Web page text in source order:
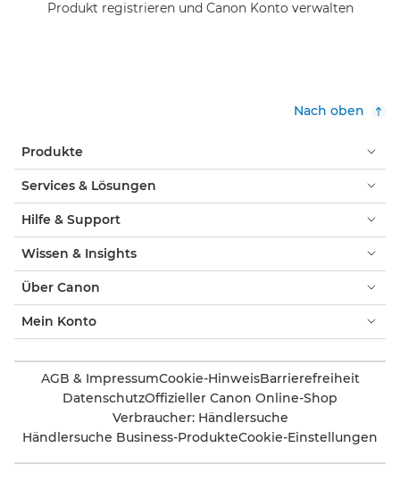
Produkt registrieren und Canon Konto verwalten
Nach oben
Produkte
Services & Lösungen
Hilfe & Support
Wissen & Insights
Über Canon
Mein Konto
AGB & ImpressumCookie-HinweisBarrierefreiheit
DatenschutzOffizieller Canon Online-Shop
Verbraucher: Händlersuche
Händlersuche Business-ProdukteCookie-Einstellungen